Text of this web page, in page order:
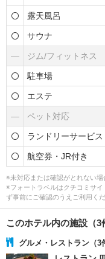
露天風呂
サウナ
― ジム/フィットネス
駐車場
エステ
― ペット対応
ランドリーサービス
航空券・JR付き
※未対応または確認がとれない
※フォートラベルはクチコミサ
ず事前にご確認のうえご利用くだ
このホテル内の施設（3
グルメ・レストラン（3